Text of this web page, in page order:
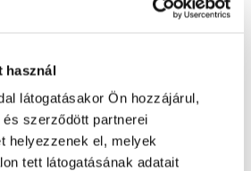
használ
látogatásakor Ön hozzájárul,
szerződött partnerei
helyezzenek el, melyek
tett látogatásának adatait
Oldal újratöltése